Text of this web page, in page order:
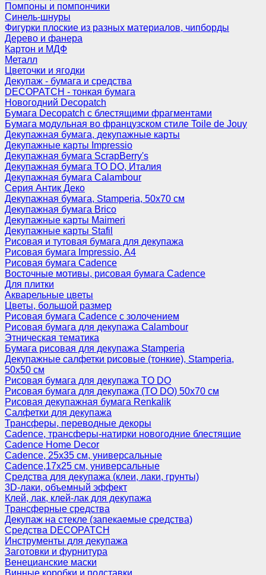
Помпоны и помпончики
Синель-шнуры
Фигурки плоские из разных материалов, чипборды
Дерево и фанера
Картон и МДФ
Металл
Цветочки и ягодки
Декупаж - бумага и средства
DECOPATCH - тонкая бумага
Новогодний Decopatch
Бумага Decopatch с блестящими фрагментами
Бумага модульная во французском стиле Toile de Jouy
Декупажная бумага, декупажные карты
Декупажные карты Impressio
Декупажная бумага ScrapBerry's
Декупажная бумага TO DO, Италия
Декупажная бумага Calambour
Серия Антик Деко
Декупажная бумага, Stamperia, 50х70 см
Декупажная бумага Brico
Декупажные карты Maimeri
Декупажные карты Stafil
Рисовая и тутовая бумага для декупажа
Рисовая бумага Impressio, А4
Рисовая бумага Cadence
Восточные мотивы, рисовая бумага Cadence
Для плитки
Акварельные цветы
Цветы, большой размер
Рисовая бумага Cadence c золочением
Рисовая бумага для декупажа Calambour
Этническая тематика
Бумага рисовая для декупажа Stamperia
Декупажные салфетки рисовые (тонкие), Stamperia,
50х50 см
Рисовая бумага для декупажа TO DO
Рисовая бумага для декупажа (TO DO) 50х70 см
Рисовая декупажная бумага Renkalik
Салфетки для декупажа
Трансферы, переводные декоры
Cadence, трансферы-натирки новогодние блестящие
Cadence Home Decor
Cadence, 25х35 см, универсальные
Cadence,17х25 см, универсальные
Средства для декупажа (клеи, лаки, грунты)
3D-лаки, объемный эффект
Клей, лак, клей-лак для декупажа
Трансферные средства
Декупаж на стекле (запекаемые средства)
Средства DECOPATCH
Инструменты для декупажа
Заготовки и фурнитура
Венецианские маски
Винные коробки и подставки